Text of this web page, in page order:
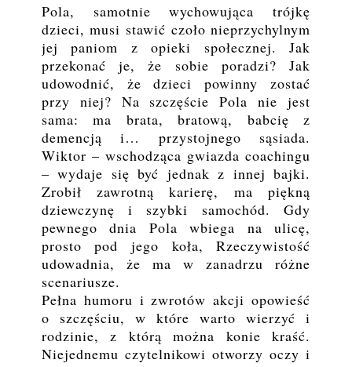
Pola, samotnie wychowująca trójkę
dzieci, musi stawić czoło nieprzychylnym
jej paniom z opieki społecznej. Jak
przekonać je, że sobie poradzi? Jak
udowodnić, że dzieci powinny zostać
przy niej? Na szczęście Pola nie jest
sama: ma brata, bratową, babcię z
demencją i… przystojnego sąsiada.
Wiktor – wschodząca gwiazda coachingu
– wydaje się być jednak z innej bajki.
Zrobił zawrotną karierę, ma piękną
dziewczynę i szybki samochód. Gdy
pewnego dnia Pola wbiega na ulicę,
prosto pod jego koła, Rzeczywistość
udowadnia, że ma w zanadrzu różne
scenariusze.
Pełna humoru i zwrotów akcji opowieść
o szczęściu, w które warto wierzyć i
rodzinie, z którą można konie kraść.
Niejednemu czytelnikowi otworzy oczy i